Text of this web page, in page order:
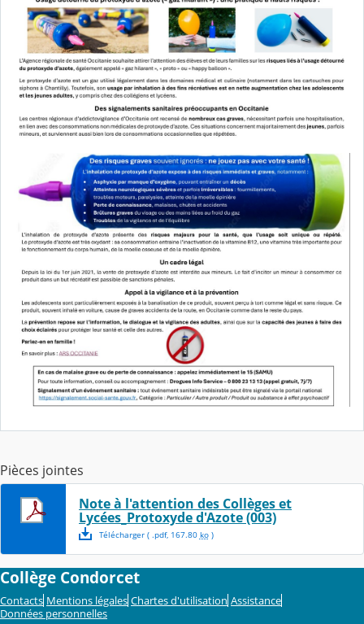
Pièces jointes
Note à l'attention des Collèges et
Lycées_Protoxyde d'Azote (003)
Télécharger( .pdf, 167.80 ko)
Collège Condorcet
Contacts Mentions légales Chartes d'utilisation Assistance
Données personnelles